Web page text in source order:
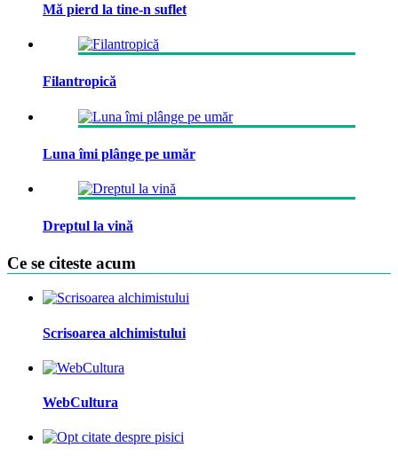
Mă pierd la tine-n suflet
Filantropică
Luna îmi plânge pe umăr
Dreptul la vină
Ce se citeste acum
Scrisoarea alchimistului
WebCultura